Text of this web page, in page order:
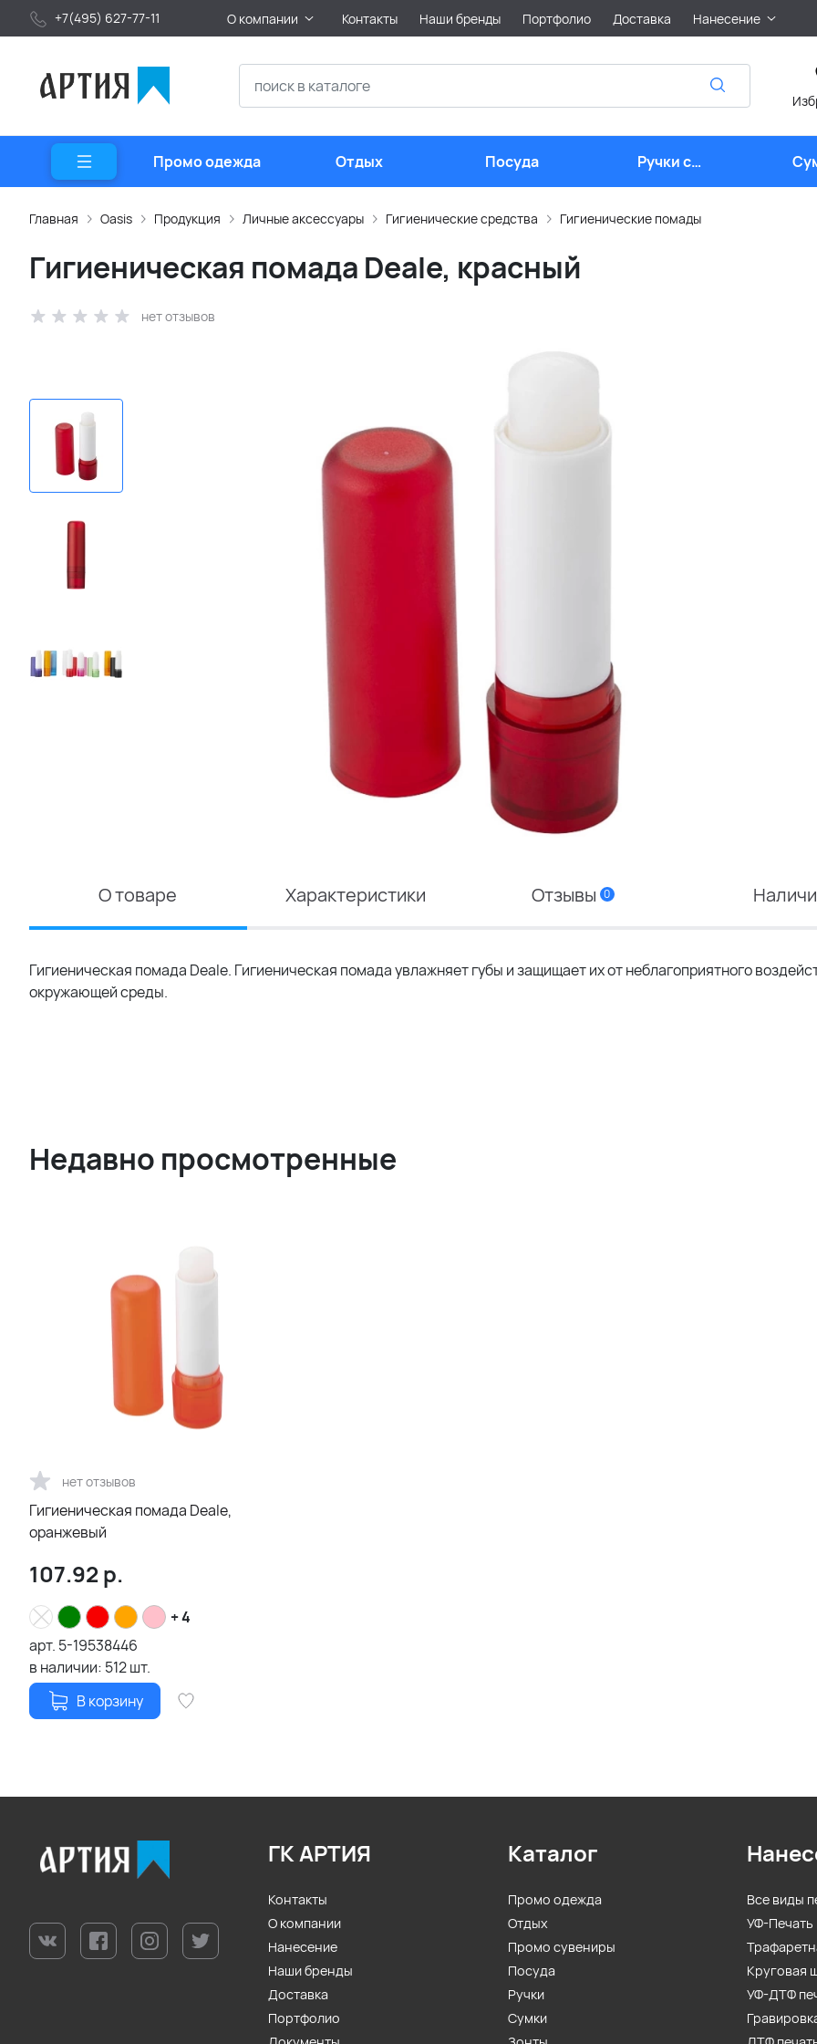
+7(495) 627-77-11 О компании Контакты Наши бренды Портфолио Доставка Нанесение
Промо одежда Отдых Посуда
Ручки с
логотипом
Главная Oasis Продукция Личные аксессуары Гигиенические средства Гигиенические помады
Гигиеническая помада Deale, красный
нет отзывов
О товаре Характеристики Отзывы 0
Гигиеническая помада Deale. Гигиеническая помада увлажняет губы и защищает их от неблагоприятного
окружающей среды.
Недавно просмотренные
нет отзывов
Гигиеническая помада Deale,
оранжевый
107.92 р.
+ 4
арт. 5-19538446
в наличии: 512шт.
В корзину
ГК АРТИЯ
Контакты
О компании
Нанесение
Наши бренды
Доставка
Портфолио
Каталог
Промо одежда
Отдых
Промо сувениры
Посуда
Ручки
Сумки
Все виды
УФ-Печать
Круговая
УФ-ДТФ